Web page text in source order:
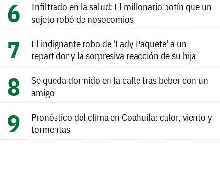
Infiltrado en la salud: El millonario botín que un
sujeto robó de nosocomios
El indignante robo de 'Lady Paquete' a un
repartidor y la sorpresiva reacción de su hija
Se queda dormido en la calle tras beber con un
amigo
Pronóstico del clima en Coahuila: calor, viento y
tormentas